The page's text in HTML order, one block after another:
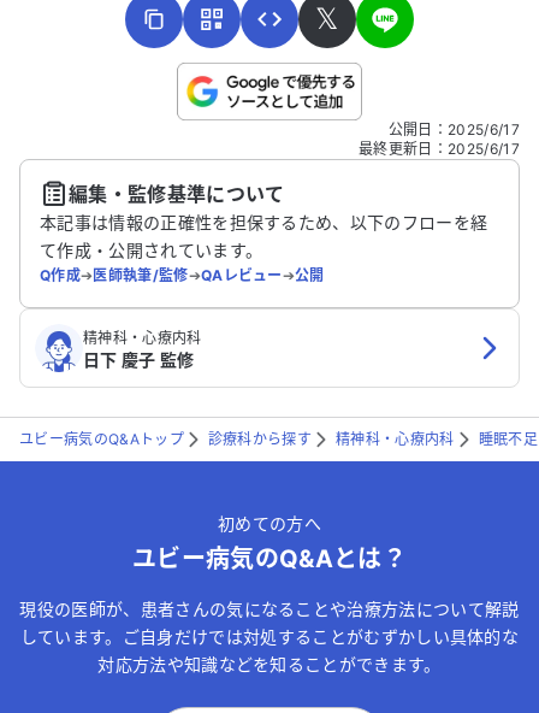
こちらは送信専用のフォームです。氏名やご自身の病気の詳細な
送信する
𝕏
公開日 ： 2025/6/17
最終更新日 ： 2025/6/17
編集・監修基準について
本記事は情報の正確性を担保するため、以下のフローを経
て作成・公開されています。
Q作成➔医師執筆/監修➔QAレビュー➔公開
精神科・心療内科
日下 慶子 監修
ユビー病気のQ&Aトップ 診療科から探す 精神科・心療内科 睡眠不足
初めての方へ
ユビー病気のQ&Aとは？
現役の医師が、患者さんの気になることや治療方法について解説
しています。ご自身だけでは対処することがむずかしい具体的な
対応方法や知識などを知ることができます。